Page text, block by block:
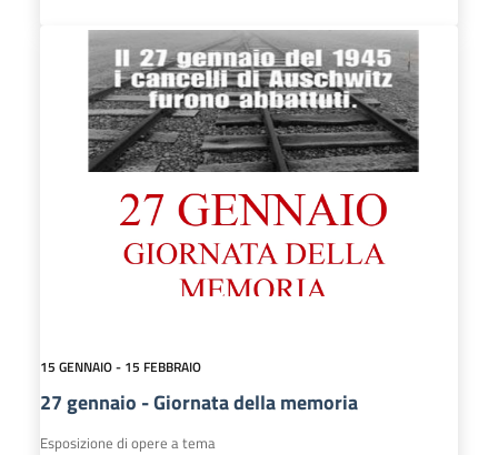
15 GENNAIO - 15 FEBBRAIO
27 gennaio - Giornata della memoria
Esposizione di opere a tema